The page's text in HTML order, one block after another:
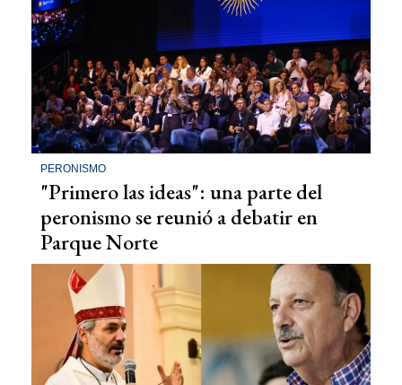
PERONISMO
"Primero las ideas": una parte del
peronismo se reunió a debatir en
Parque Norte